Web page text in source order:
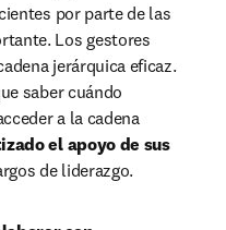
por parte de las
Los gestores
jerárquica eficaz.
saber cuándo
a la cadena
el apoyo de sus
de liderazgo.